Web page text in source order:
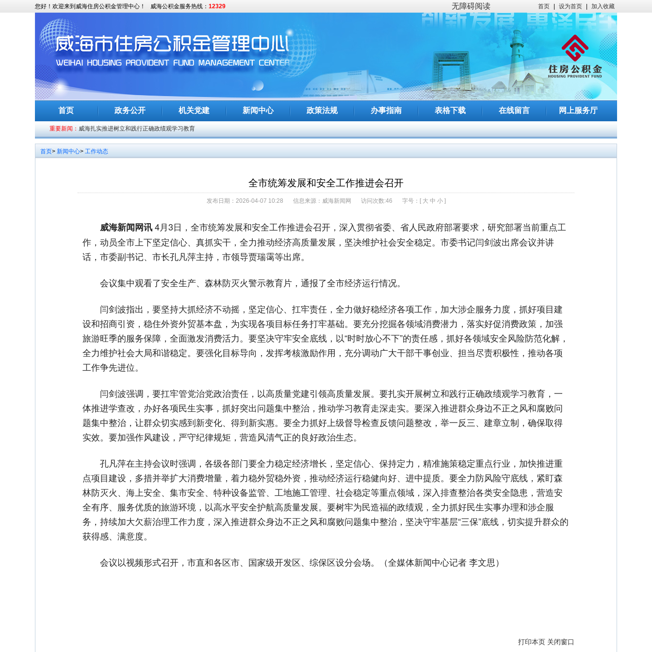
您好！欢迎来到威海住房公积金管理中心！ 威海公积金服务热线： 12329 首页 设为首页 加入收藏
首页 政务公开 机关党建 新闻中心 政策法规 办事指南 表格下载 在线留言 网上服务厅
无障碍阅读
重要新闻：
威海市住房公积金2025年年度报告
市领导参加义务植树活动
威海扎实推进树立和践行正确政绩观学习教育
安居有保障 奋斗有底气——新疆发布灵活就业人员参加住房公积金制度政策指引
市住房公积金管理中心召开2026年工作动员部署会议
关于给予新参加住房公积金灵活就业人员补贴的通知
首页> 新闻中心> 工作动态
全市统筹发展和安全工作推进会召开
发布日期：2026-04-07 10:28 信息来源： 威海新闻网 访问次数:46 字号：[ 大 中 小]
威海新闻网讯4月3日，全市统筹发展和安全工作推进会召开，深入贯彻省委、省人民政府部署要求，研究部署当前重点工
作，动员全市上下坚定信心、真抓实干，全力推动经济高质量发展，坚决维护社会安全稳定。市委书记闫剑波出席会议并讲
话，市委副书记、市长孔凡萍主持，市领导贾瑞霭等出席。
会议集中观看了安全生产、森林防灭火警示教育片，通报了全市经济运行情况。
闫剑波指出，要坚持大抓经济不动摇，坚定信心、扛牢责任，全力做好稳经济各项工作，加大涉企服务力度，抓好项目建
设和招商引资，稳住外资外贸基本盘，为实现各项目标任务打牢基础。要充分挖掘各领域消费潜力，落实好促消费政策，加强
旅游旺季的服务保障，全面激发消费活力。要坚决守牢安全底线，以“时时放心不下”的责任感，抓好各领域安全风险防范化解，
全力维护社会大局和谐稳定。要强化目标导向，发挥考核激励作用，充分调动广大干部干事创业、担当尽责积极性，推动各项
工作争先进位。
闫剑波强调，要扛牢管党治党政治责任，以高质量党建引领高质量发展。要扎实开展树立和践行正确政绩观学习教育，一
体推进学查改，办好各项民生实事，抓好突出问题集中整治，推动学习教育走深走实。要深入推进群众身边不正之风和腐败问
题集中整治，让群众切实感到新变化、得到新实惠。要全力抓好上级督导检查反馈问题整改，举一反三、建章立制，确保取得
实效。要加强作风建设，严守纪律规矩，营造风清气正的良好政治生态。
孔凡萍在主持会议时强调，各级各部门要全力稳定经济增长，坚定信心、保持定力，精准施策稳定重点行业，加快推进重
点项目建设，多措并举扩大消费增量，着力稳外贸稳外资，推动经济运行稳健向好、进中提质。要全力防风险守底线，紧盯森
林防灭火、海上安全、集市安全、特种设备监管、工地施工管理、社会稳定等重点领域，深入排查整治各类安全隐患，营造安
全有序、服务优质的旅游环境，以高水平安全护航高质量发展。要树牢为民造福的政绩观，全力抓好民生实事办理和涉企服
务，持续加大欠薪治理工作力度，深入推进群众身边不正之风和腐败问题集中整治，坚决守牢基层“三保”底线，切实提升群众的
获得感、满意度。
会议以视频形式召开，市直和各区市、国家级开发区、综保区设分会场。（全媒体新闻中心记者 李文思）
打印本页 关闭窗口